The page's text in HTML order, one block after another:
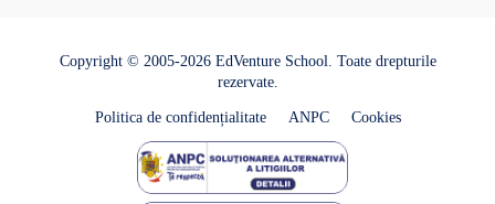
Copyright © 2005-2026 EdVenture School. Toate drepturile
rezervate.
Politica de confidențialitate ANPC Cookies